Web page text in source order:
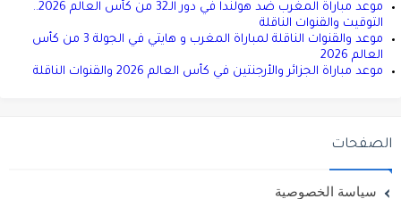
موعد مباراة المغرب ضد هولندا في دور الـ32 من كأس العالم 2026..
التوقيت والقنوات الناقلة
موعد والقنوات الناقلة لمباراة المغرب و هايتي في الجولة 3 من كأس
العالم 2026
موعد مباراة الجزائر والأرجنتين في كأس العالم 2026 والقنوات الناقلة
الصفحات
سياسة الخصوصية